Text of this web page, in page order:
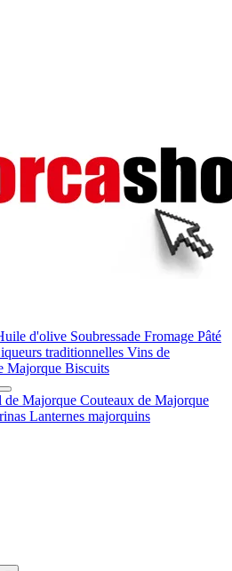
d'olive Soubressade Fromage Pâté
traditionnelles Vins de
Majorque Biscuits
de Majorque Couteaux de Majorque
Lanternes majorquins